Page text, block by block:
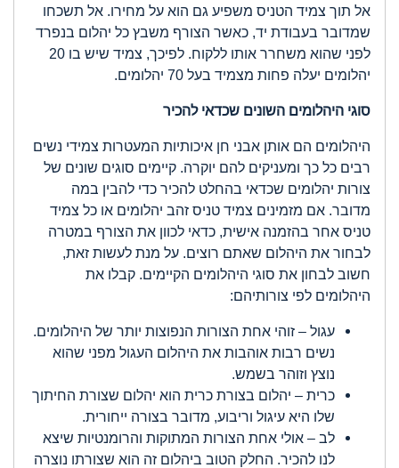
אל תוך צמיד הטניס משפיע גם הוא על מחירו. אל תשכחו
שמדובר בעבודת יד, כאשר הצורף משבץ כל יהלום בנפרד
לפני שהוא משחרר אותו ללקוח. לפיכך, צמיד שיש בו 20
יהלומים יעלה פחות מצמיד בעל 70 יהלומים.
סוגי היהלומים השונים שכדאי להכיר
היהלומים הם אותן אבני חן איכותיות המעטרות צמידי נשים
רבים כל כך ומעניקים להם יוקרה. קיימים סוגים שונים של
צורות יהלומים שכדאי בהחלט להכיר כדי להבין במה
מדובר. אם מזמינים צמיד טניס זהב יהלומים או כל צמיד
טניס אחר בהזמנה אישית, כדאי לכוון את הצורף במטרה
לבחור את היהלום שאתם רוצים. על מנת לעשות זאת,
חשוב לבחון את סוגי היהלומים הקיימים. קבלו את
היהלומים לפי צורותיהם:
עגול – זוהי אחת הצורות הנפוצות יותר של היהלומים.
נשים רבות אוהבות את היהלום העגול מפני שהוא
נוצץ וזוהר בשמש.
כרית – יהלום בצורת כרית הוא יהלום שצורת החיתוך
שלו היא עיגול וריבוע, מדובר בצורה ייחורית.
לב – אולי אחת הצורות המתוקות והרומנטיות שיצא
לנו להכיר. החלק הטוב ביהלום זה הוא שצורתו נוצרה